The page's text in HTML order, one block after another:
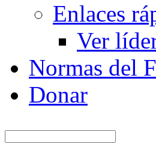
Enlaces
Ver
Normas del
Donar